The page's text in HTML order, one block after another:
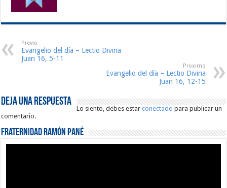
Previo
Evangelio del día – Lectio Divina
Juan 16, 5-11
Proximo
Evangelio del día – Lectio Divina
Juan 16, 12-15
Deja una respuesta
Lo siento, debes estarconectado para publicar un
comentario.
Fraternidad Ramón Pané